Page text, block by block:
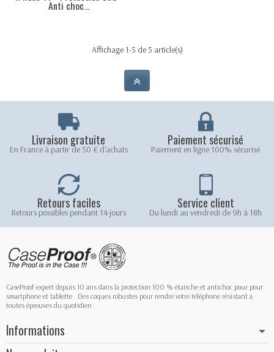
Anti choc...
Affichage 1-5 de 5 article(s)
Livraison gratuite
En France à partir de 50 € d'achats
Paiement sécurisé
Paiement en ligne 100% sécurisé
Retours faciles
Retours possibles pendant 14 jours
Service client
Du lundi au vendredi de 9h à 18h
CaseProof expert depuis 10 ans dans la protection 100 % étanche et antichoc pour pour
smartphone et tablette . Des coques robustes pour rendre votre téléphone résistant à
toutes épreuves du quotidien
Informations